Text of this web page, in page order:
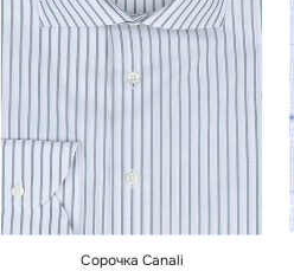
Сорочка Canali